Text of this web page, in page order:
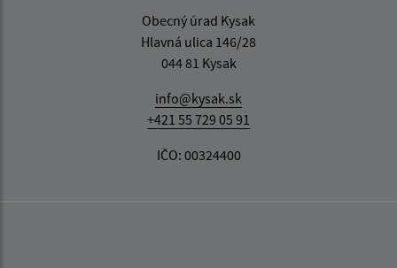
Obecný úrad Kysak
Hlavná ulica 146/28
044 81 Kysak
info@kysak.sk
+421 55 729 05 91
IČO: 00324400